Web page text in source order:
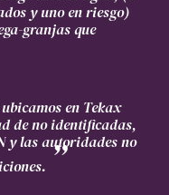
y uno en riesgo)
granjas que
en Tekax
de no identificadas,
y las autoridades no